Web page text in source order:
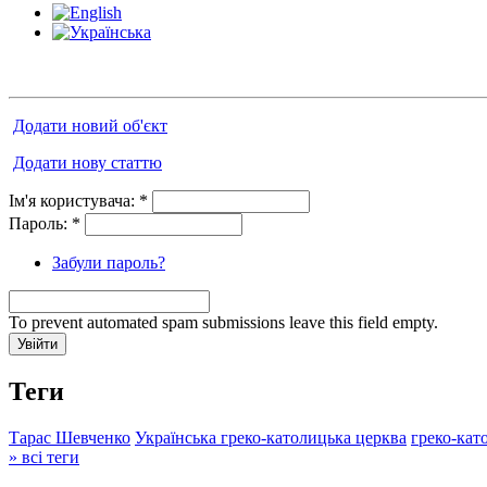
Додати новий об'єкт
Додати нову статтю
Ім'я користувача: *
Пароль: *
Забули пароль?
To prevent automated spam submissions leave this field empty.
Теги
Тарас Шевченко Українська греко-католицька церква греко-
» всі теги